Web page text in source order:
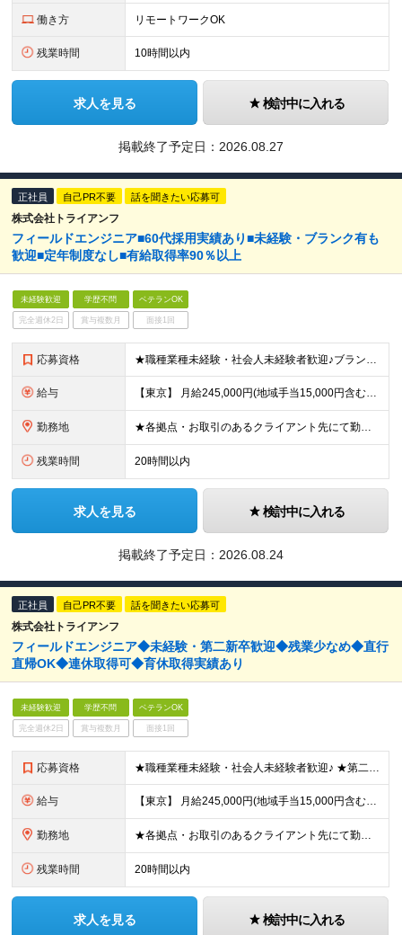
働き方 リモートワークOK
残業時間 10時間以内
求人を見る 検討中に入れる
掲載終了予定日： 2026.08.27
正社員 自己PR不要 話を聞きたい応募可
株式会社トライアンフ
フィールドエンジニア■60代採用実績あり■未経験・ブランク有も
歓迎■定年制度なし■有給取得率90％以上
未経験歓迎 学歴不問 ベテランOK
完全週休2日 賞与複数月 面接1回
応募資格 ★職種業種未経験・社会人未経験者歓迎♪ブランクありもOK！ ★定年制度なし！40代・50代・60代も活躍◎ ■学歴不問 ■要普免(AT限定可) └現在取得中(教習所に通っている場合)の方も一度ご相
給与 【東京】 月給245,000円(地域手当15,000円含む)+通信手当(5,000円)+諸手当(該当した場合) 【その他の地域】 月給230,000円+通信手当(5,000円)+諸手当(該当した場合)
勤務地 ★各拠点・お取引のあるクライアント先にて勤務いただきます。 ★家賃補助あり※会社都合の引越しが発生した場合 ■拠点 名古屋本社／愛知県名古屋市中区上前津2-14-15 第一住建上前津ビル 6F 東京
残業時間 20時間以内
求人を見る 検討中に入れる
掲載終了予定日： 2026.08.24
正社員 自己PR不要 話を聞きたい応募可
株式会社トライアンフ
フィールドエンジニア◆未経験・第二新卒歓迎◆残業少なめ◆直行
直帰OK◆連休取得可◆育休取得実績あり
未経験歓迎 学歴不問 ベテランOK
完全週休2日 賞与複数月 面接1回
応募資格 ★職種業種未経験・社会人未経験者歓迎♪ ★第二新卒やブランクありもOK！ ■学歴不問 ■要普免(AT限定可) └現在取得中(教習所に通っている場合)の方も一度ご相談ください ☆IT知識やスキルは
給与 【東京】 月給245,000円(地域手当15,000円含む)+通信手当(5,000円)+諸手当(該当した場合) 【その他の地域】 月給230,000円+通信手当(5,000円)+諸手当(該当した場合)
勤務地 ★各拠点・お取引のあるクライアント先にて勤務いただきます ★家賃補助あり※会社都合の引越しが発生した場合 ■拠点 名古屋本社／愛知県名古屋市中区上前津2-14-15 第一住建上前津ビル 6F 東京オ
残業時間 20時間以内
求人を見る 検討中に入れる